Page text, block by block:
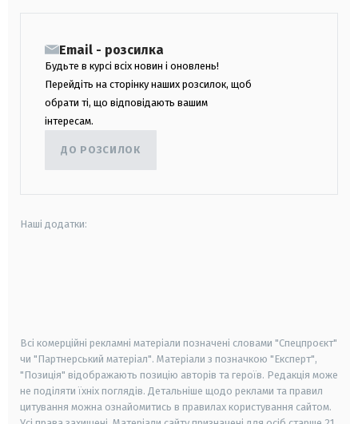
Email - розсилка
Будьте в курсі всіх новин і оновлень!
Перейдіть на сторінку наших розсилок, щоб
обрати ті, що відповідають вашим
інтересам.
ДО РОЗСИЛОК
Наші додатки:
Всі комерційні рекламні матеріали позначені словами "Спецпроєкт"
чи "Партнерський матеріал". Матеріали з позначкою "Експерт",
"Позиція" відображають позицію авторів та героїв. Редакція може
не поділяти їхніх поглядів. Детальніше щодо реклами та правил
цитування можна ознайомитись в правилах користування сайтом.